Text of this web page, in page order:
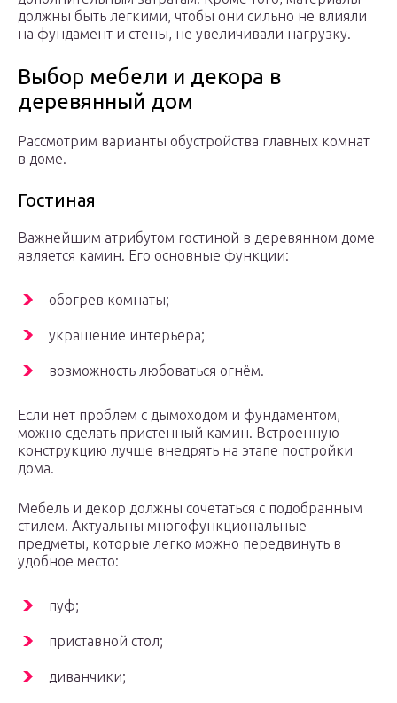
должны быть легкими, чтобы они сильно не влияли
на фундамент и стены, не увеличивали нагрузку.
Выбор мебели и декора в
деревянный дом
Рассмотрим варианты обустройства главных комнат
в доме.
Гостиная
Важнейшим атрибутом гостиной в деревянном доме
является камин. Его основные функции:
обогрев комнаты;
украшение интерьера;
возможность любоваться огнём.
Если нет проблем с дымоходом и фундаментом,
можно сделать пристенный камин. Встроенную
конструкцию лучше внедрять на этапе постройки
дома.
Мебель и декор должны сочетаться с подобранным
стилем. Актуальны многофункциональные
предметы, которые легко можно передвинуть в
удобное место:
пуф;
приставной стол;
диванчики;